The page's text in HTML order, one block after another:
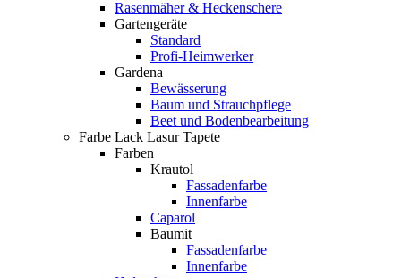
Rasenmäher & Heckenschere
Gartengeräte
Standard
Profi-Heimwerker
Gardena
Bewässerung
Baum und Strauchpflege
Beet und Bodenbearbeitung
Farbe Lack Lasur Tapete
Farben
Krautol
Fassadenfarbe
Innenfarbe
Caparol
Baumit
Fassadenfarbe
Innenfarbe